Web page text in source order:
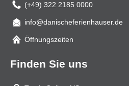
(+49) 322 2185 0000
Mail
info@danischeferienhauser.de
Öffnungszeiten
Finden Sie uns